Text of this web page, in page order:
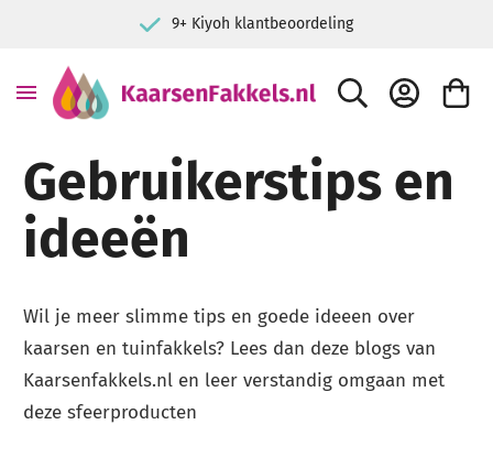
9+ Kiyoh klantbeoordeling
ZOEK ACCOUNT
Gebruikerstips en
ideeën
Wil je meer slimme tips en goede ideeen over
kaarsen en tuinfakkels? Lees dan deze blogs van
Kaarsenfakkels.nl en leer verstandig omgaan met
deze sfeerproducten